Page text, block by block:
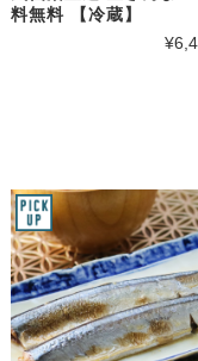
料無料 【冷蔵】